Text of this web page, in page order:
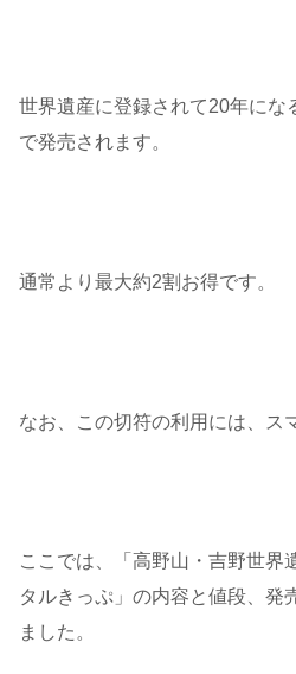
世界遺産に登録されて20年にな
で発売されます。
通常より最大約2割お得です。
なお、この切符の利用には、ス
ここでは、「高野山・吉野世界
タルきっぷ」の内容と値段、発
ました。